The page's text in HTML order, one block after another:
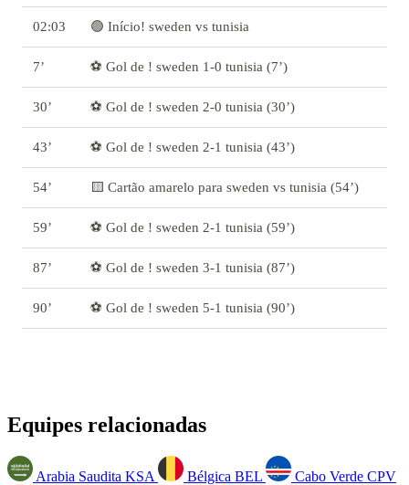
02:03 🟢 Início! sweden vs tunisia
7’ ⚽ Gol de ! sweden 1-0 tunisia (7’)
30’ ⚽ Gol de ! sweden 2-0 tunisia (30’)
43’ ⚽ Gol de ! sweden 2-1 tunisia (43’)
54’ 🟨 Cartão amarelo para sweden vs tunisia (54’)
59’ ⚽ Gol de ! sweden 2-1 tunisia (59’)
87’ ⚽ Gol de ! sweden 3-1 tunisia (87’)
90’ ⚽ Gol de ! sweden 5-1 tunisia (90’)
Equipes relacionadas
Arabia Saudita KSA Bélgica BEL Cabo Verde CPV